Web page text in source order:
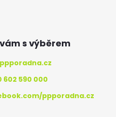
ppporadna.cz
602 590 000
ppporadna.cz